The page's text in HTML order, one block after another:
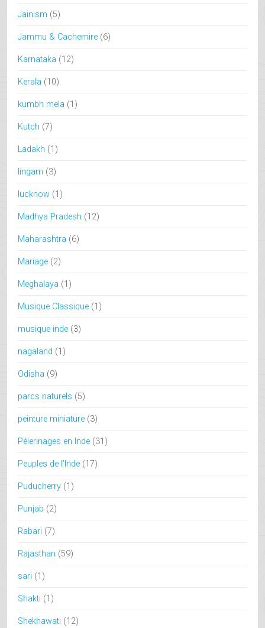
Jainism (5)
Jammu & Cachemire (6)
Karnataka (12)
Kerala (10)
kumbh mela (1)
Kutch (7)
Ladakh (1)
lingam (3)
lucknow (1)
Madhya Pradesh (12)
Maharashtra (6)
Mariage (2)
Meghalaya (1)
Musique Classique (1)
musique inde (3)
nagaland (1)
Odisha (9)
parcs naturels (5)
peinture miniature (3)
Pèlerinages en Inde (31)
Peuples de l'Inde (17)
Puducherry (1)
Punjab (2)
Rabari (7)
Rajasthan (59)
sari (1)
Shakti (1)
Shekhawati (12)